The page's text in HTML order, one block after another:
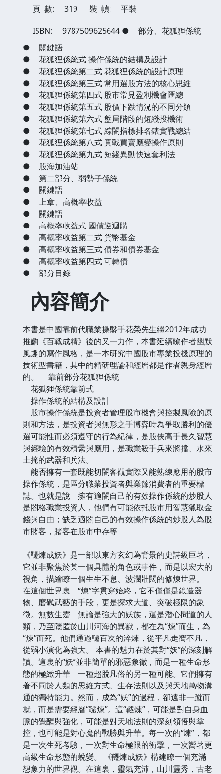
頁 數: 319 裝 幀:
平裝
ISBN:
9787509625644 ●
部分、花狐狸係統
●
關鍵語
●
花狐狸係統式 操作係統的結構及設計
●
花狐狸係統第二式 花狐狸係統的設計原理
●
花狐狸係統第三式 常用選股方法的核心思維
●
花狐狸係統第四式 股市常見盈利機會匯總
●
花狐狸係統第五式 股價下跌情況的不同分類
●
花狐狸係統第六式 盤局階段的短綫投機術
●
花狐狸係統第七式 綜閤指標排名錶實戰總結
●
花狐狸係統第八式 實戰買賣應變操作原則
●
花狐狸係統第九式 短綫異動快速套利法
●
股海加油站
●
第二部分、弱勢子係統
●
關鍵語
●
上章、高概率收益
●
關鍵語
●
高概率收益式 國債逆迴購
●
高概率收益第二式 貨幣基金
●
高概率收益第三式 債券和債券基金
●
高概率收益第四式 可轉債
●
部分目錄
內容簡介
本書是中國靠前代職業操盤手花榮先生繼2012年成功
推齣《百戰成精》後的又一力作，本書延續瞭作者幽默
風趣的寫作風格，是一本研究中國股市專業投機原理的
技術型書籍，其中的精研理論和經曆都是作者親身經曆
的。
靠前部分花狐狸係統
花狐狸係統靠前式
操作係統的結構及設計
股市操作係統是投資者管理股市機會與控製風險的原
則和方法，是投資者與無形之手博弈時為爭取勝利的優
選可能性而必須遵守的行為紀律，是股俠高手長久智慧
與經驗的有效積纍與應用，是職業殺手兵來將擋、水來
土掩的武器和兵法。
能否擁有一套既能切閤客觀實際又能熟練應用的股市
操作係統，是區分職業投資者與業餘消費者的重要標
誌。也就是說，擁有適閤自己的有效操作係統的炒股人
是閤格職業投資人，他們有可能依托股市用智慧獵取金
錢與自由；缺乏適閤自己的有效操作係統的炒股人為股
市賭客，賭客在股市中存等
《韆煉成妖》是一部以東方玄幻為背景的史詩級巨著，
它並非聚焦於某一個具體的角色或事件，而是以宏大的
視角，描繪瞭一個生生不息、波瀾壯闊的修煉世界。
在這個世界裏，“煉”字貫穿始終，它不僅僅是鍛造器
物、磨礪武藝的手段，更是探求大道、突破極限的象
徵。無數生靈，無論是強大的妖族，還是潛心問道的人
類，乃至隱匿於山川河海的異獸，都在為“煉”而生，為
“煉”而死。他們通過韆百次的淬煉，從平凡走嚮不凡，
從弱小演化為強大。 本書的魅力在於其對“妖”的深刻解
讀。這裏的“妖”並非簡單的邪惡象徵，而是一種生命形
態的極緻升華，一種超脫凡俗的另一種可能。它們擁有
著不同於人類的思維方式、生存法則以及與天地萬物溝
通的獨特能力。然而，成為“妖”的過程，卻遠非一蹴而
就，而是需要經曆“韆煉”。這“韆煉”，可能是對自身血
脈的覺醒與強化，可能是對天地法則的深刻領悟與掌
控，也可能是對心魔的戰勝與升華。每一次的“煉”，都
是一次生死考驗，一次對生命極限的衝擊，一次嚮著更
高級生命形態的蛻變。 《韆煉成妖》構建瞭一個充滿
想象力的世界觀。在這裏，靈氣充沛，山川靈秀，古老